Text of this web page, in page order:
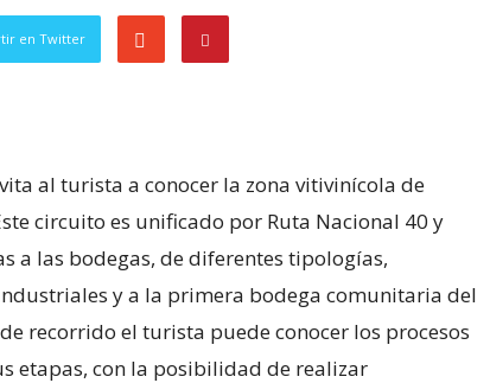
en Twitter
al turista a conocer la zona vitivinícola de
circuito es unificado por Ruta Nacional 40 y
a las bodegas, de diferentes tipologías,
y a la primera bodega comunitaria del
recorrido el turista puede conocer los procesos
etapas, con la posibilidad de realizar